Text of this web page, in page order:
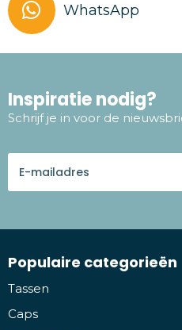
WhatsApp
Inspiratie nodig?
Schrijf je in voor de
Populaire categorieën
Tassen
Caps